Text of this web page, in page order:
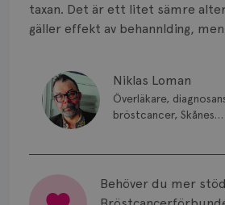
taxan. Det är ett litet sämre
gäller effekt av behannlding,
Niklas Loman
Överläkare,
bröstcancer, Skånes
Behöver du mer